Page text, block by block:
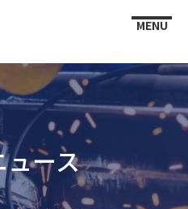
ース